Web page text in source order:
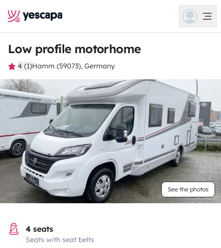
Low profile motorhome
4 (1)Hamm (59073), Germany
See the photos
4 seats
Seats with seat belts